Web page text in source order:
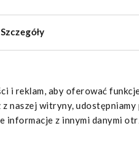
Szczegóły
reklam, aby oferować
naszej witryny, udostępniamy
informacje z innymi danymi
się na przeżywanie
.
np. w obowiązki,
emocje nie znikną. Mogą
na stan naszego
momencie i